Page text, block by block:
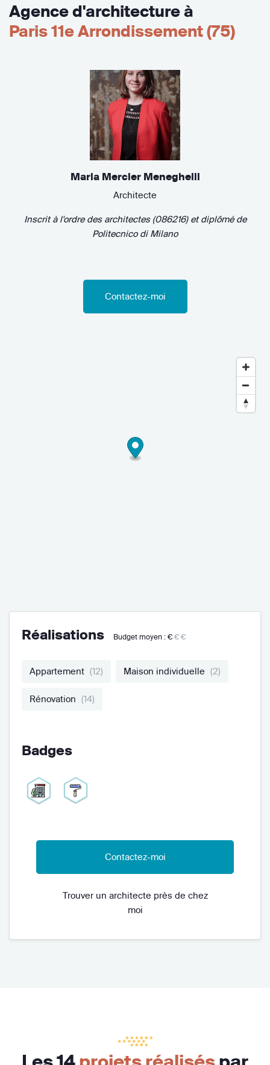
Agence d'architecture à
Paris 11e Arrondissement (75)
Maria Mercier Meneghelli
Architecte
Inscrit à l'ordre des architectes (086216) et diplômé de
Politecnico di Milano
Contactez-moi
Réalisations Budget moyen : €€€
Appartement (12) Maison individuelle (2)
Rénovation (14)
Badges
Contactez-moi
Trouver un architecte près de chez
moi